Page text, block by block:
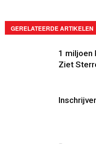
GERELATEERDE ARTIKELEN
1 miljoen
Ziet